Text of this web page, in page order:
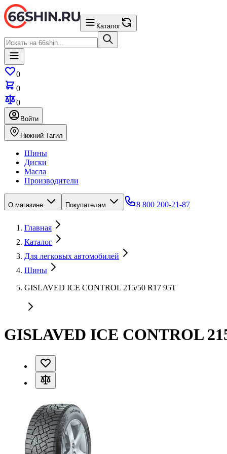
Каталог
0
0
0
Войти
Нижний Тагил
Шины
Диски
Масла
Производители
О магазине Покупателям 8 800 200-21-87
Главная
Каталог
Для легковых автомобилей
Шины
GISLAVED ICE CONTROL 215/50 R17 95T
GISLAVED ICE CONTROL